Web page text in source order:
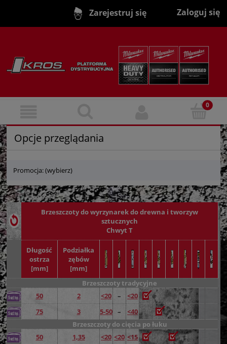
Zarejestruj się Zaloguj się
Opcje przeglądania
Promocja: (wybierz)
Brzeszczoty do wyrzynarek do drewna i tworzyw
sztucznych
Chwyt T
Długość
ostrza
[mm]
Podziałka
zębów
[mm]
Brzeszczoty tradycyjne
50
2 <20 –
<20
75
3 5-50 –
<40
Brzeszczoty do cięcia po łuku
50
1,35 <20 <20 <15